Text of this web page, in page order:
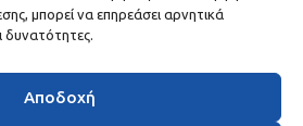
μπορεί να επηρεάσει αρνητικά
δυνατότητες.
Αποδοχή